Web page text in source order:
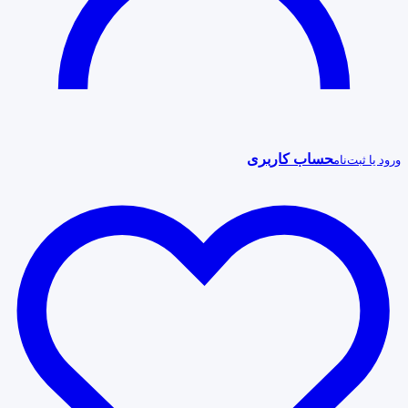
ورود یا ثبت‌نامحساب کاربری